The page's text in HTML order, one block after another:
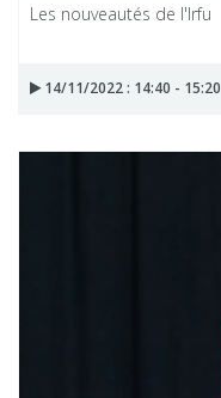
Les nouveautés de l'Irfu
14/11/2022 : 14:40 - 15:20